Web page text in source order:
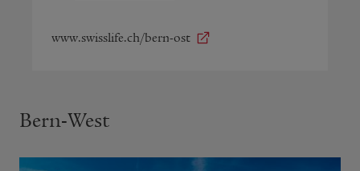
www.swisslife.ch/bern-ost
Bern-West